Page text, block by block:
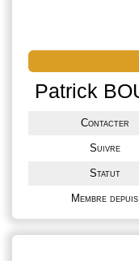
Patrick
Contacter
Suivre
Statut
Membre depuis